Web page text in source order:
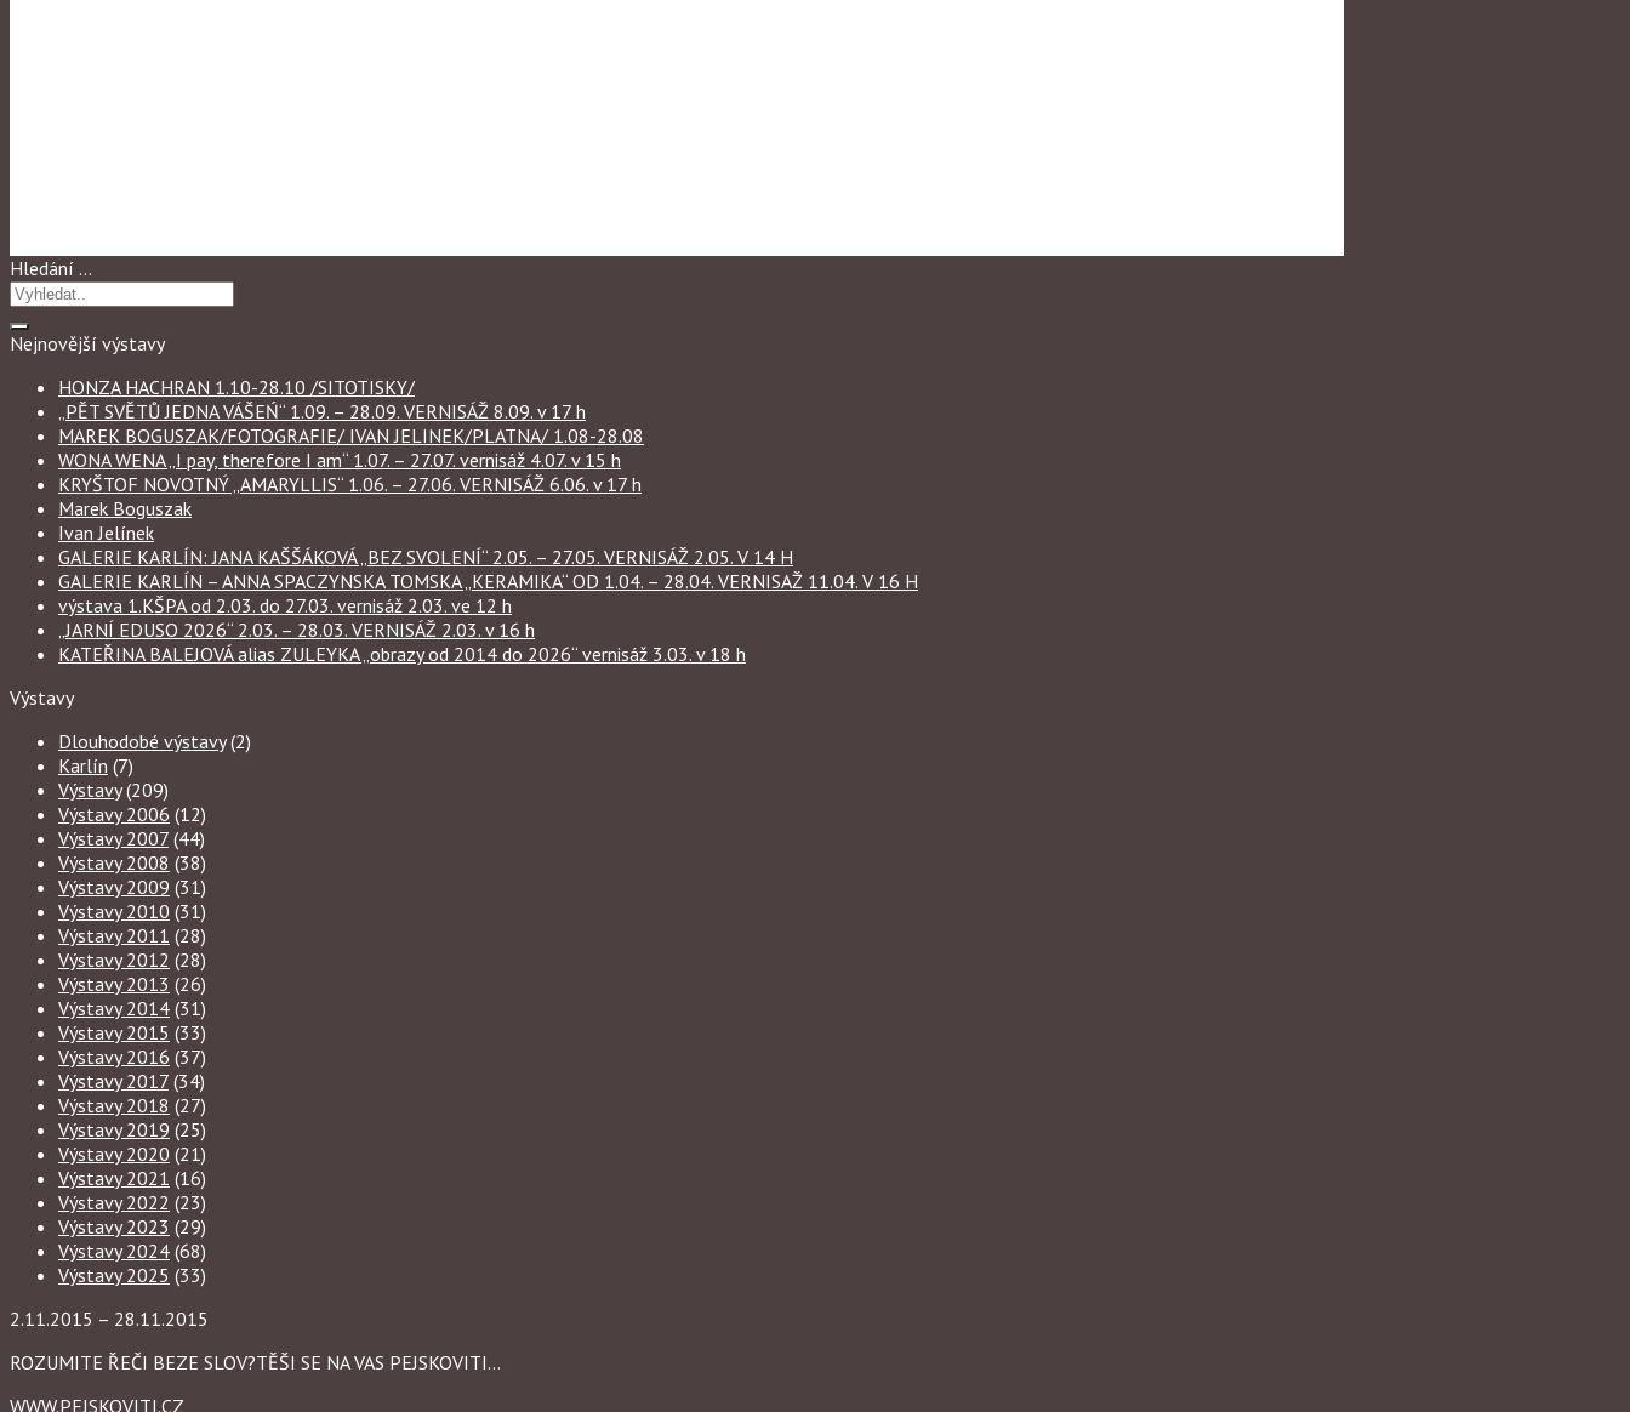
Hledání …
Nejnovější výstavy
HONZA HACHRAN 1.10-28.10 /SITOTISKY/
„PĚT SVĚTŮ JEDNA VÁŠEŃ“ 1.09. – 28.09. VERNISÁŽ 8.09. v 17 h
MAREK BOGUSZAK/FOTOGRAFIE/ IVAN JELINEK/PLATNA/ 1.08-28.08
WONA WENA „I pay, therefore I am“ 1.07. – 27.07. vernisáž 4.07. v 15 h
KRYŠTOF NOVOTNÝ „AMARYLLIS“ 1.06. – 27.06. VERNISÁŽ 6.06. v 17 h
Marek Boguszak
Ivan Jelínek
GALERIE KARLÍN: JANA KAŠŠÁKOVÁ „BEZ SVOLENÍ“ 2.05. – 27.05. VERNISÁŽ 2.05. V 14 H
GALERIE KARLÍN – ANNA SPACZYNSKA TOMSKA „KERAMIKA“ OD 1.04. – 28.04. VERNISAŽ 11.04. V 16 H
výstava 1.KŠPA od 2.03. do 27.03. vernisáž 2.03. ve 12 h
„JARNÍ EDUSO 2026“ 2.03. – 28.03. VERNISÁŽ 2.03. v 16 h
KATEŘINA BALEJOVÁ alias ZULEYKA „obrazy od 2014 do 2026“ vernisáž 3.03. v 18 h
Výstavy
Dlouhodobé výstavy(2)
Karlín (7)
Výstavy(209)
Výstavy 2006 (12)
Výstavy 2007 (44)
Výstavy 2008 (38)
Výstavy 2009 (31)
Výstavy 2010 (31)
Výstavy 2011 (28)
Výstavy 2012 (28)
Výstavy 2013 (26)
Výstavy 2014 (31)
Výstavy 2015 (33)
Výstavy 2016 (37)
Výstavy 2017 (34)
Výstavy 2018 (27)
Výstavy 2019 (25)
Výstavy 2020 (21)
Výstavy 2021 (16)
Výstavy 2022 (23)
Výstavy 2023 (29)
Výstavy 2024 (68)
Výstavy 2025 (33)
2.11.2015 – 28.11.2015
ROZUMITE ŘEČI BEZE SLOV?TĚŠI SE NA VAS PEJSKOVITI…
WWW.PEJSKOVITI.CZ